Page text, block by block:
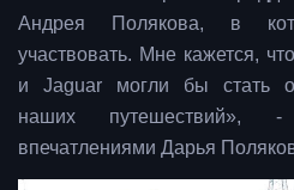
Андрея Полякова, в
участвовать. Мне кажется,
и Jaguar могли бы стать
наших путешествий», -
впечатлениями Дарья